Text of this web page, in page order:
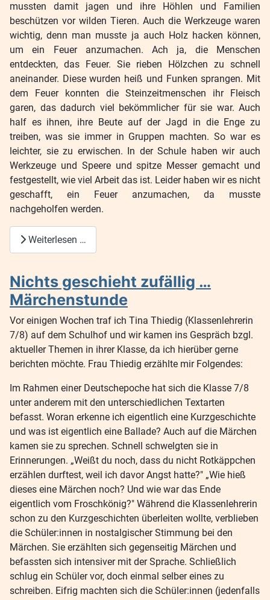
mussten damit jagen und ihre Höhlen und Familien
beschützen vor wilden Tieren. Auch die Werkzeuge waren
wichtig, denn man musste ja auch Holz hacken können,
um ein Feuer anzumachen. Ach ja, die Menschen
entdeckten, das Feuer. Sie rieben Hölzchen zu schnell
aneinander. Diese wurden heiß und Funken sprangen. Mit
dem Feuer konnten die Steinzeitmenschen ihr Fleisch
garen, das dadurch viel bekömmlicher für sie war. Auch
half es ihnen, ihre Beute auf der Jagd in die Enge zu
treiben, was sie immer in Gruppen machten. So war es
leichter, sie zu erwischen. In der Schule haben wir auch
Werkzeuge und Speere und spitze Messer gemacht und
festgestellt, wie viel Arbeit das ist. Leider haben wir es nicht
geschafft, ein Feuer anzumachen, da musste
nachgeholfen werden.
Weiterlesen …
Nichts geschieht zufällig …
Märchenstunde
Vor einigen Wochen traf ich Tina Thiedig (Klassenlehrerin
7/8) auf dem Schulhof und wir kamen ins Gespräch bzgl.
aktueller Themen in ihrer Klasse, da ich hierüber gerne
berichten möchte. Frau Thiedig erzählte mir Folgendes:
Im Rahmen einer Deutschepoche hat sich die Klasse 7/8
unter anderem mit den unterschiedlichen Textarten
befasst. Woran erkenne ich eigentlich eine Kurzgeschichte
und was ist eigentlich eine Ballade? Auch auf die Märchen
kamen sie zu sprechen. Schnell schwelgten sie in
Erinnerungen. „Weißt du noch, dass du nicht Rotkäppchen
erzählen durftest, weil ich davor Angst hatte?" „Wie hieß
dieses eine Märchen noch? Und wie war das Ende
eigentlich vom Froschkönig?" Während die Klassenlehrerin
schon zu den Kurzgeschichten überleiten wollte, verblieben
die Schüler:innen in nostalgischer Stimmung bei den
Märchen. Sie erzählten sich gegenseitig Märchen und
befassten sich intensiver mit der Sprache. Schließlich
schlug ein Schüler vor, doch einmal selber eines zu
schreiben. Eifrig machten sich die Schüler:innen (jedenfalls